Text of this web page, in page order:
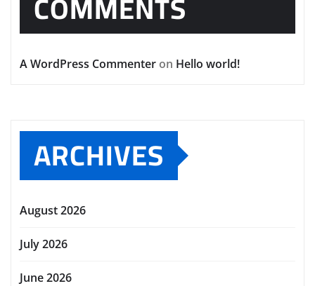
A WordPress Commenter on Hello world!
ARCHIVES
August 2026
July 2026
June 2026